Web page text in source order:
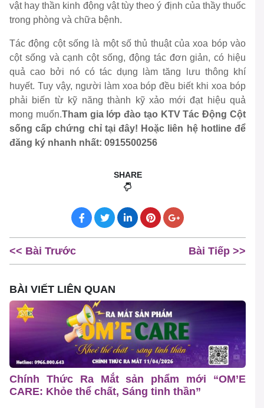
vật hay thần kinh động vật tùy theo ý định của thầy thuốc
trong phòng và chữa bệnh.
Tác động cột sống là một số thủ thuật của xoa bóp vào
cột sống và cạnh cột sống, động tác đơn giản, có hiệu
quả cao bởi nó có tác dụng làm tăng lưu thông khí
huyết. Tuy vậy, người làm xoa bóp đều biết khi xoa bóp
phải biến từ kỹ năng thành kỹ xảo mới đạt hiệu quả
mong muốn.Tham gia lớp đào tạo KTV Tác Động Cột
sống cấp chứng chỉ tại đây! Hoặc liên hệ hotline để
đăng ký nhanh nhất: 0915500256
SHARE
<< Bài Trước Bài Tiếp >>
BÀI VIẾT LIÊN QUAN
Chính Thức Ra Mắt sản phẩm mới “OM’E
CARE: Khỏe thể chất, Sáng tinh thần”